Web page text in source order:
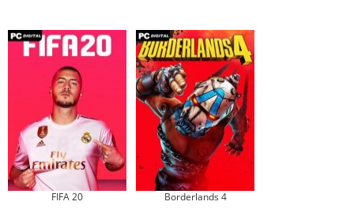
FIFA 20 Borderlands 4